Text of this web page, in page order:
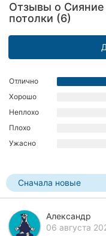
Киев
Львов
Кривой
Николаев
Полтава
Отзывы о
потолки (6)
Отлично
Хорошо
Неплохо
Плохо
Ужасно
Сначала новые
Александр
06 августа